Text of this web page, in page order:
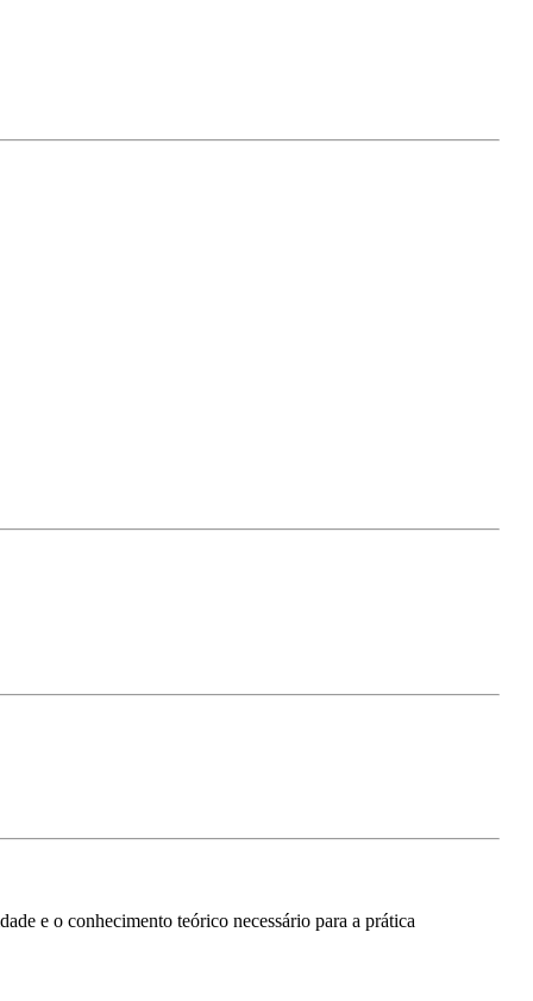
e o conhecimento teórico necessário para a prática